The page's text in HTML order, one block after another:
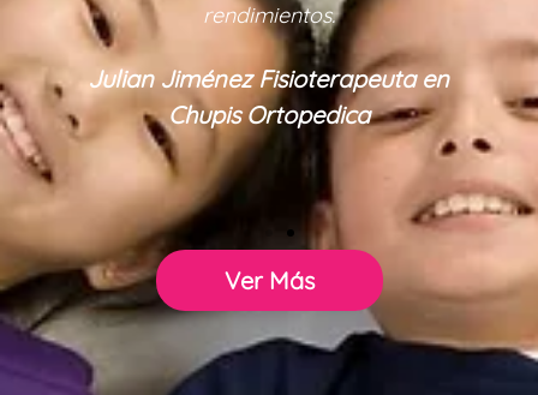
rendimientos.
Julian Jiménez Fisioterapeuta en
Chupis Ortopedica
Ver Más